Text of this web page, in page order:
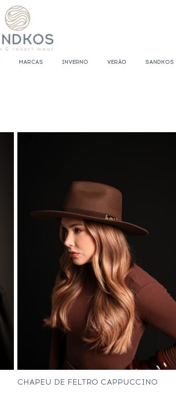
MARCAS INVERNO VERÃO SANDKOS
CHAPEU DE FELTRO CAPPUCCINO